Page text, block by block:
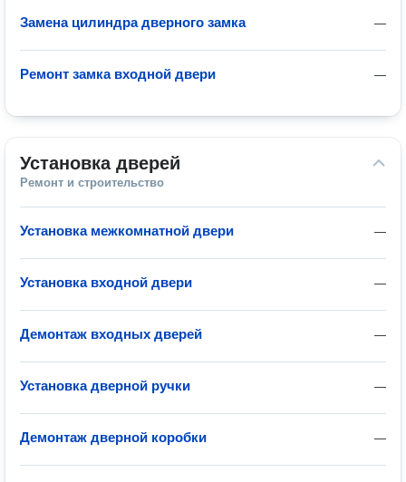
—
Замена цилиндра дверного замка
—
Ремонт замка входной двери
Установка дверей
Ремонт и строительство
—
Установка межкомнатной двери
—
Установка входной двери
—
Демонтаж входных дверей
—
Установка дверной ручки
—
Демонтаж дверной коробки